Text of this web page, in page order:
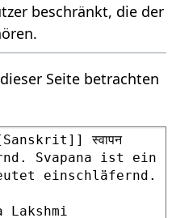
beschränkt, die der
Seite betrachten